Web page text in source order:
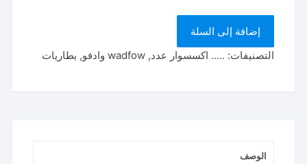
وادفو
ادابتور
إضافة إلى السلة
التصنيفات: ..... اكسسوار عدد,wadfow وادفو , بطاريات
الوصف